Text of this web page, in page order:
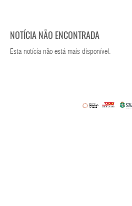
NOTÍCIA NÃO ENCONTRADA
Esta notícia não está mais disponível.